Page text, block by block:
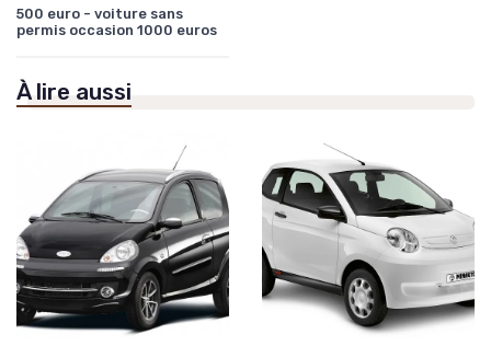
500 euro - voiture sans
permis occasion 1000 euros
À lire aussi